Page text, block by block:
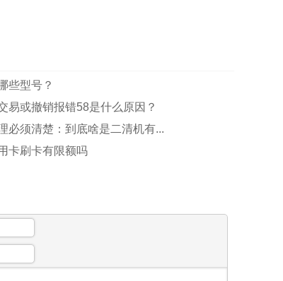
些型号？
易或撤销报错58是什么原因？
必须清楚：到底啥是二清机有...
卡刷卡有限额吗